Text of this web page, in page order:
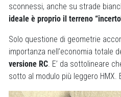
sconnessi, anche su strade
ideale è proprio il terreno
Solo questione di geometrie
importanza nell’economia totale
versione RC. E’ da sottolineare
sotto al modulo più leggero